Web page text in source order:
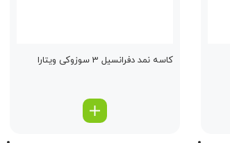
كاسه نمد دفرانسیل 3 سوزوکی ویتارا